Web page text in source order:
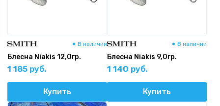
В наличии
Блесна Niakis 12,0гр.
1 185 руб.
Купить
В наличии
Блесна Niakis 9,0гр.
1 140 руб.
Купить